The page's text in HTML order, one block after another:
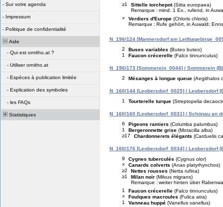
- Sur votre agenda
- Impressum
- Politique de confidentialité
Aide
- Qui est ornitho.at ?
- Utiliser ornitho.at
- Espèces à publication limitée
- Explication des symboles
- les FAQs
Statistiques
≥1
Sittelle torchepot (Sitta europaea)
Remarque : mind. 1 Ex., rufend, in
×
Verdiers d'Europe (Chloris chloris)
Remarque : Rufe gehört, in Auwald;
N_196/124 [Mannersdorf am
2
Buses variables (Buteo buteo)
1
Faucon crécerelle (Falco tinnunculus)
N_196/173 [Sommerein_0044] / Sommerein
2
Mésanges à longue queue (Aegithalos
N_160/144 [Leobersdorf_0025] / Leobersdorf
1
Tourterelle turque (Streptopelia
N_160/160 [Leobersdorf_0031] / Schönau an
6
Pigeons ramiers (Columba palumbus)
1
Bergeronnette grise (Motacilla alba)
≥17
Chardonnerets élégants (Carduelis
N_160/176 [Leobersdorf_0034] / Leobersdorf
9
Cygnes tuberculés (Cygnus olor)
×
Canards colverts (Anas platyrhynchos)
≥2
Nettes rousses (Netta rufina)
≥1
Milan noir (Milvus migrans)
Remarque : weiter hinten über
1
Faucon crécerelle (Falco tinnunculus)
×
Foulques macroules (Fulica atra)
1
Vanneau huppé (Vanellus vanellus)